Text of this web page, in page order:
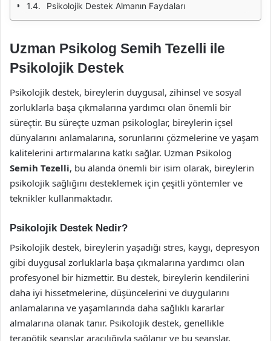
Psikolojik Destek Almanın Faydaları
Uzman Psikolog Semih Tezelli ile
Psikolojik Destek
Psikolojik destek, bireylerin duygusal, zihinsel ve sosyal
zorluklarla başa çıkmalarına yardımcı olan önemli bir
süreçtir. Bu süreçte uzman psikologlar, bireylerin içsel
dünyalarını anlamalarına, sorunlarını çözmelerine ve yaşam
kalitelerini artırmalarına katkı sağlar. Uzman Psikolog
Semih Tezelli, bu alanda önemli bir isim olarak, bireylerin
psikolojik sağlığını desteklemek için çeşitli yöntemler ve
teknikler kullanmaktadır.
Psikolojik Destek Nedir?
Psikolojik destek, bireylerin yaşadığı stres, kaygı, depresyon
gibi duygusal zorluklarla başa çıkmalarına yardımcı olan
profesyonel bir hizmettir. Bu destek, bireylerin kendilerini
daha iyi hissetmelerine, düşüncelerini ve duygularını
anlamalarına ve yaşamlarında daha sağlıklı kararlar
almalarına olanak tanır. Psikolojik destek, genellikle
terapötik seanslar aracılığıyla sağlanır ve bu seanslar,